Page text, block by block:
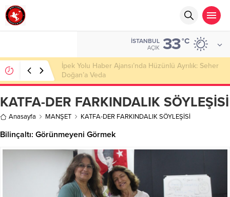
İSTANBUL
AÇIK 33°C
Başkan Nihat Öztürk, Şanahan’da Hacı Eryaman’a
Misafir Oldu
KATFA-DER FARKINDALIK SÖYLEŞİSİ
Anasayfa MANŞET KATFA-DER FARKINDALIK SÖYLEŞİSİ
Bilinçaltı: Görünmeyeni Görmek